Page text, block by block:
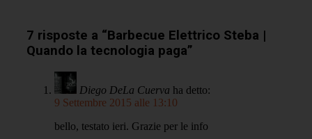
7 risposte a “Barbecue Elettrico Steba |
Quando la tecnologia paga”
Diego DeLa Cuerva ha detto:
9 Settembre 2015 alle 13:10
bello, testato ieri. Grazie per le info